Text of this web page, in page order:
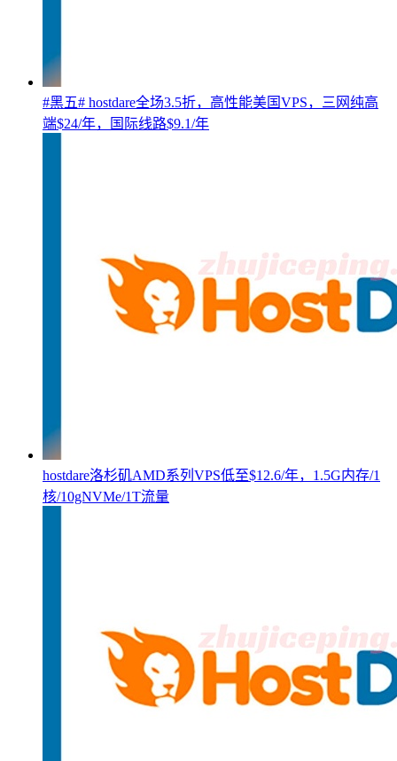
#黑五# hostdare全场3.5折，高性能美国VPS，三网纯高
端$24/年，国际线路$9.1/年
hostdare洛杉矶AMD系列VPS低至$12.6/年，1.5G内存/1
核/10gNVMe/1T流量